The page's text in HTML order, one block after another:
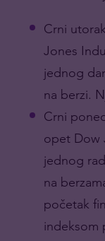
Crni
Jones
jednog
na berzi.
Crni
opet Dow
jednog
na
početak
indeksom